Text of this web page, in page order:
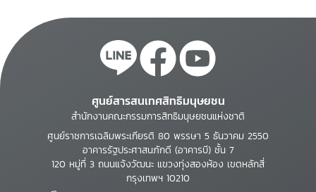
ศูนย์สารสนเทศสิทธิมนุษยชน
สำนักงานคณะกรรมการสิทธิมนุษยชนแห่งชาติ
ศูนย์ราชการเฉลิมพระเกียรติ 80 พรรษา 5 ธันวาคม 2550
อาคารรัฐประศาสนภักดี (อาคารบี) ชั้น 7
120 หมู่ที่ 3 ถนนแจ้งวัฒนะ แขวงทุ่งสองห้อง เขตหลักสี่
กรุงเทพฯ 10210